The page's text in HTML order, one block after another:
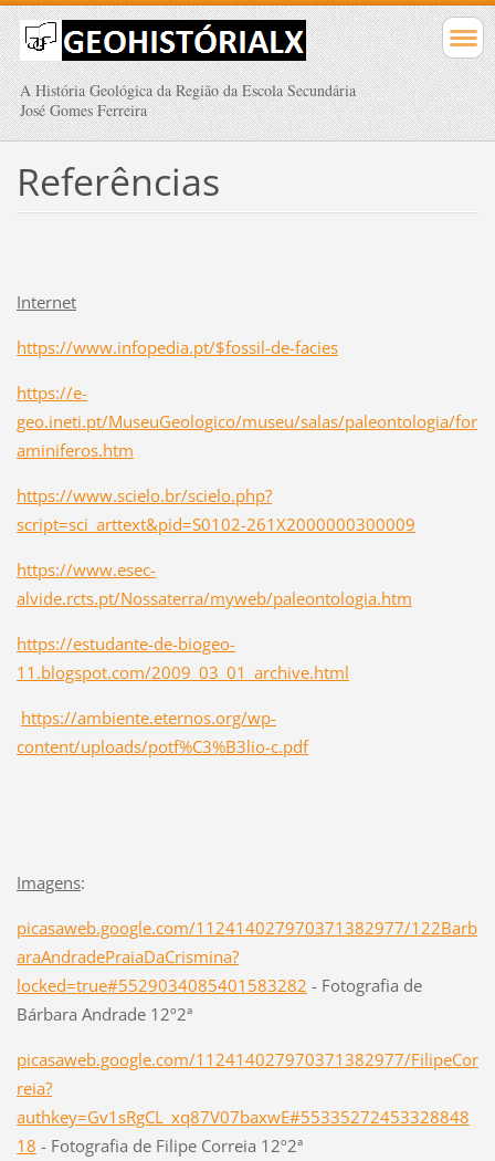
A História Geológica da Região da Escola Secundária
José Gomes Ferreira
Referências
Internet
https://www.infopedia.pt/$fossil-de-facies
https://e-
geo.ineti.pt/MuseuGeologico/museu/salas/paleontologia/for
aminiferos.htm
https://www.scielo.br/scielo.php?
script=sci_arttext&pid=S0102-261X2000000300009
https://www.esec-
alvide.rcts.pt/Nossaterra/myweb/paleontologia.htm
https://estudante-de-biogeo-
11.blogspot.com/2009_03_01_archive.html
https://ambiente.eternos.org/wp-
content/uploads/potf%C3%B3lio-c.pdf
Imagens:
picasaweb.google.com/112414027970371382977/122Barb
araAndradePraiaDaCrismina?
locked=true#5529034085401583282 - Fotografia de
Bárbara Andrade 12º2ª
picasaweb.google.com/112414027970371382977/FilipeCor
reia?
authkey=Gv1sRgCL_xq87V07baxwE#55335272453328848
18 - Fotografia de Filipe Correia 12º2ª